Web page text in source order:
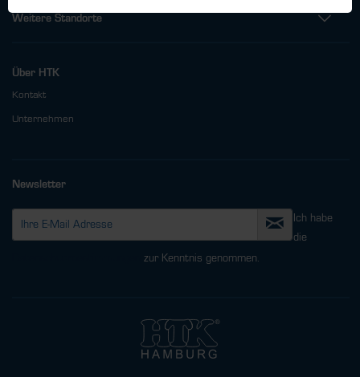
Weitere Standorte
Über HTK
Kontakt
Unternehmen
Newsletter
Ich habe
die
zur Kenntnis genommen.